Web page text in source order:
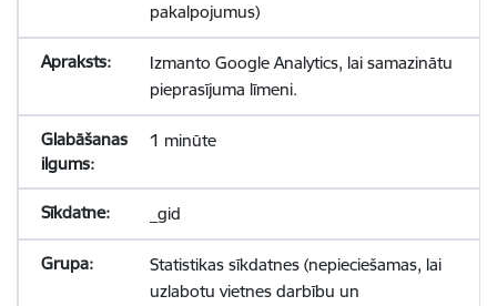
pakalpojumus)
Izmanto Google Analytics, lai samazinātu
pieprasījuma līmeni.
1 minūte
_gid
Statistikas sīkdatnes (nepieciešamas, lai
uzlabotu vietnes darbību un